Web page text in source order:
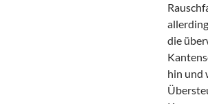
die
hin und